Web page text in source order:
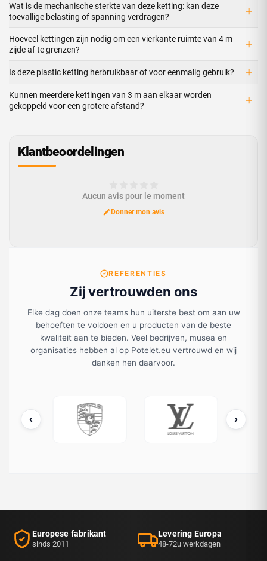
Wat is de mechanische sterkte van deze ketting: kan deze
toevallige belasting of spanning verdragen?
+
Hoeveel kettingen zijn nodig om een vierkante ruimte van 4 m
zijde af te grenzen?
+
Is deze plastic ketting herbruikbaar of voor eenmalig gebruik? +
Kunnen meerdere kettingen van 3 m aan elkaar worden
gekoppeld voor een grotere afstand?
+
Klantbeoordelingen
Aucun avis pour le moment
Donner mon avis
REFERENTIES
Zij vertrouwden ons
Elke dag doen onze teams hun uiterste best om aan uw
behoeften te voldoen en u producten van de beste
kwaliteit aan te bieden. Veel bedrijven, musea en
organisaties hebben al op Potelet.eu vertrouwd en wij
danken hen daarvoor.
‹
/ OTAN Porsche Louis Vuitton ›
Europese fabrikant
sinds 2011
Levering Europa
48-72u werkdagen